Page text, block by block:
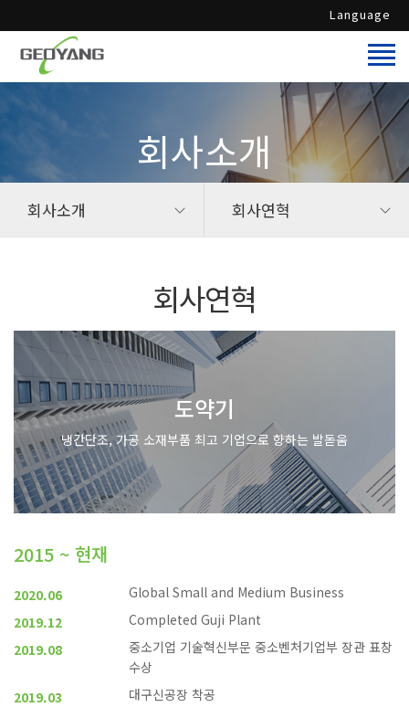
Language
회사소개
회사소개 회사연혁
회사연혁
도약기
냉간단조, 가공 소재부품 최고 기업으로 향하는 발돋움
2015 ~ 현재
2020.06
Global Small and Medium Business
2019.12
Completed Guji Plant
2019.08
중소기업 기술혁신부문 중소벤처기업부 장관 표창
수상
2019.03
대구신공장 착공